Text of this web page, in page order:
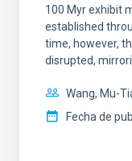
100 Myr exhibit
established
time, however,
disrupted,
Wang, Mu-
Fecha de